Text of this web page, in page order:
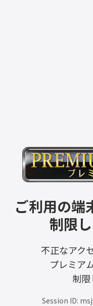
ご利用の端
制限
不正なアク
プレミア
制限
Session ID: